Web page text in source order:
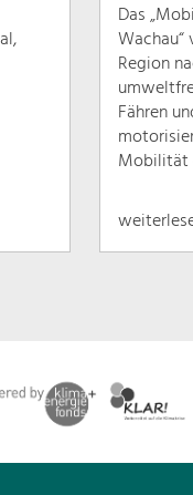
Das
Region
Fähren
Mobilität